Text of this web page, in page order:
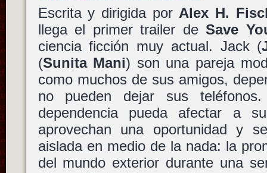
Escrita y dirigida por Alex H.
llega el primer trailer deSave
ciencia ficción muy actual. Jack (
(Sunita Mani) son una pareja
como muchos de sus amigos,
no pueden dejar sus
dependencia pueda afectar a
aprovechan una oportunidad y
aislada en medio de la nada: la
del mundo exterior durante una